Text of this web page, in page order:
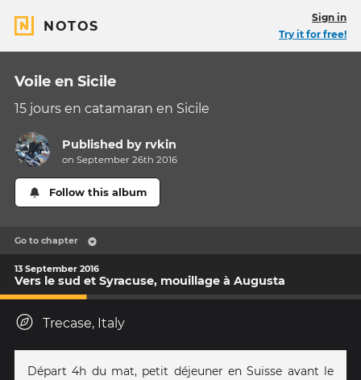
NOTOS
Sign in
Try it for free!
Voile en Sicile
15 jours en catamaran en Sicile
Published by rvkin
on September 26th 2016
Follow this album
Go to chapter
13 September 2016
Vers le sud et Syracuse, mouillage à Augusta
Trecase, Italy
Départ 4h du mat, petit déjeuner en Suisse avant le